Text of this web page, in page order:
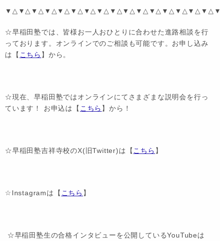
☆早稲田塾では、皆様お一人おひとりに合わせた進路相談を行
っております。オンラインでのご相談も可能です。お申し込み
は【 こちら 】から。
☆現在、早稲田塾ではオンラインにてさまざまな説明会を行っ
ています！ お申込は【 こちら 】から！
☆早稲田塾吉祥寺校のX(旧Twitter)は【 こちら 】
☆Instagramは【 こちら 】
☆早稲田塾生の合格インタビューを公開しているYouTubeは